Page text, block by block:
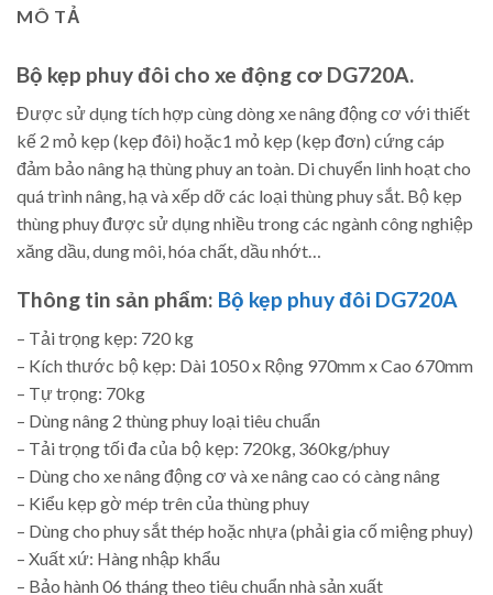
MÔ TẢ
Bộ kẹp phuy đôi cho xe động cơ DG720A.
Được sử dụng tích hợp cùng dòng xe nâng động cơ với thiết
kế 2 mỏ kẹp (kẹp đôi) hoặc1 mỏ kẹp (kẹp đơn) cứng cáp
đảm bảo nâng hạ thùng phuy an toàn. Di chuyển linh hoạt cho
quá trình nâng, hạ và xếp dỡ các loại thùng phuy sắt. Bộ kẹp
thùng phuy được sử dụng nhiều trong các ngành công nghiệp
xăng dầu, dung môi, hóa chất, dầu nhớt…
Thông tin sản phẩm: Bộ kẹp phuy đôi DG720A
– Tải trọng kẹp: 720 kg
– Kích thước bộ kẹp: Dài 1050 x Rộng 970mm x Cao 670mm
– Tự trọng: 70kg
– Dùng nâng 2 thùng phuy loại tiêu chuẩn
– Tải trọng tối đa của bộ kẹp: 720kg, 360kg/phuy
– Dùng cho xe nâng động cơ và xe nâng cao có càng nâng
– Kiểu kẹp gờ mép trên của thùng phuy
– Dùng cho phuy sắt thép hoặc nhựa (phải gia cố miệng phuy)
– Xuất xứ: Hàng nhập khẩu
– Bảo hành 06 tháng theo tiêu chuẩn nhà sản xuất